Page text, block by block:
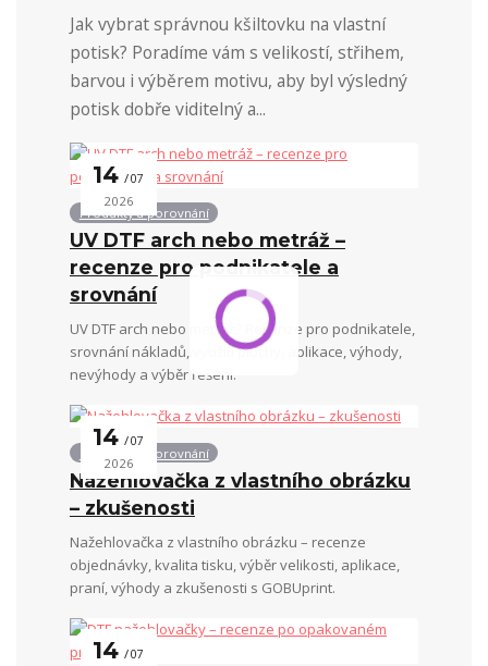
Jak vybrat správnou kšiltovku na vlastní
potisk? Poradíme vám s velikostí, střihem,
barvou i výběrem motivu, aby byl výsledný
potisk dobře viditelný a...
14 07
2026
Produkty a porovnání
UV DTF arch nebo metráž –
recenze pro podnikatele a
srovnání
UV DTF arch nebo metráž? Recenze pro podnikatele,
srovnání nákladů, využití plochy, aplikace, výhody,
nevýhody a výběr řešení.
14 07
2026
Produkty a porovnání
Nažehlovačka z vlastního obrázku
– zkušenosti
Nažehlovačka z vlastního obrázku – recenze
objednávky, kvalita tisku, výběr velikosti, aplikace,
praní, výhody a zkušenosti s GOBUprint.
14 07